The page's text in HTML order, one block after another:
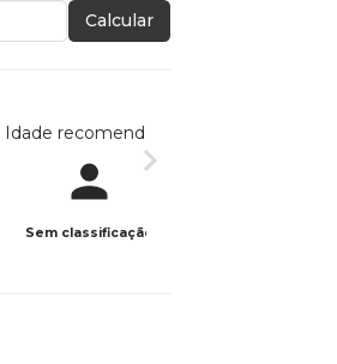
Calcular
Idade recomendada
Sem classificação